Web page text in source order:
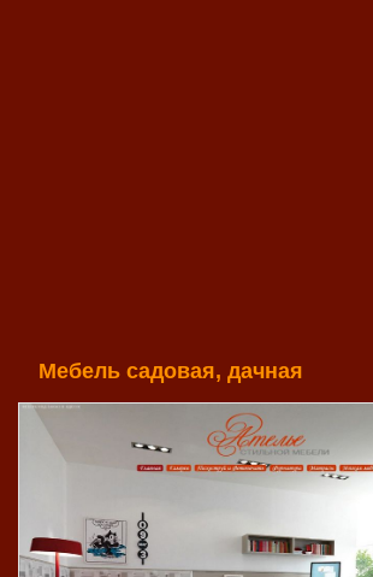
Мебель садовая, дачная